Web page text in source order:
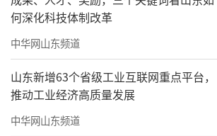
为引领，从传统的“耕海牧
的“经略深蓝”，奋力谱写高质
色篇章”。
据悉，本次展览将持续至9
来自全球多个国家和地区的嘉宾
何深化科技体制改革
中华网山东频道
山东新增63个省级工业互联网重点平台，
推动工业经济高质量发展
中华网山东频道